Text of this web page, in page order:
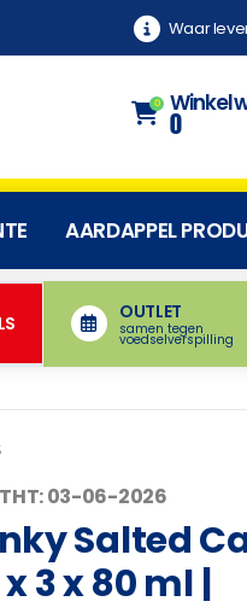
Waar
0
0
AARDAPPEL
OUTLET
samen tegen
voedselverspilling
THT: 03-06-2026
Salted
3 x 80 ml |